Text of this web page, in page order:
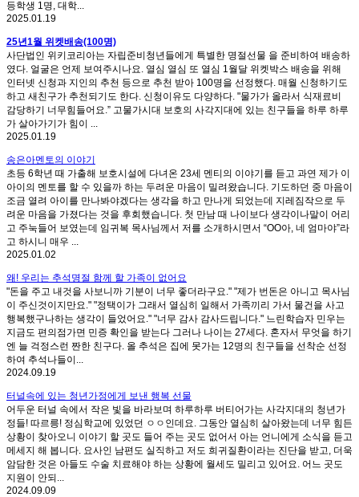
등학생 1명, 대학...
2025.01.19
25년1월 위켓배송(100명)
사단법인 위키코리아는 자립준비청년들에게 특별한 명절선물 을 준비하여 배송하
였다. 얼굴은 언제 보여주시나요. 열심 열심 또 열심 1월달 위켓박스 배송을 위해
인터넷 신청과 지인의 추천 등으로 추천 받아 100명을 선정했다. 매월 신청하기도
하고 새친구가 추천되기도 한다. 신청이유도 다양하다. "물가가 올라서 식재료비
감당하기 너무힘들어요.” 고물가시대 보호의 사각지대에 있는 친구들을 하루 하루
가 살아가기가 힘이 ...
2025.01.19
송은아멘토의 이야기
초등 6학년 때 가출해 보호시설에 다녀온 23세 멘티의 이야기를 듣고 과연 제가 이
아이의 멘토를 할 수 있을까 하는 두려운 마음이 밀려왔습니다. 기도하던 중 마음이
조금 열려 아이를 만나봐야겠다는 생각을 하고 만나게 되었는데 지레짐작으로 두
려운 마음을 가졌다는 것을 후회했습니다. 첫 만남 때 나이보다 생각이나말이 어리
고 주눅들어 보였는데 임귀복 목사님께서 저를 소개하시면서 “OO아, 네 엄마야”라
고 하시니 매우 ...
2025.01.02
왜! 우리는 추석명절 함께 할 가족이 없어요
"돈을 주고 내것을 사보니까 기분이 너무 좋더라구요." "제가 번돈은 아니고 목사님
이 주신것이지만요." "정택이가 그래서 열심히 일해서 가족끼리 가서 물건을 사고
행복했구나하는 생각이 들었어요." "너무 감사 감사드립니다." 느린학습자 민우는
지금도 편의점가면 민증 확인을 받는다 그러나 나이는 27세다. 혼자서 무엇을 하기
엔 늘 걱정스런 짠한 친구다. 올 추석은 집에 못가는 12명의 친구들을 선착순 선정
하여 추석나들이...
2024.09.19
터널속에 있는 청년가정에게 보낸 행복 선물
어두운 터널 속에서 작은 빛을 바라보며 하루하루 버티어가는 사각지대의 청년가
정들! 따르릉! 정심학교에 있었던 ㅇㅇ인데요. 그동안 열심히 살아왔는데 너무 힘든
상황이 찾아오니 이야기 할 곳도 들어 주는 곳도 없어서 아는 언니에게 소식을 듣고
메세지 해 봅니다. 요사인 남편도 실직하고 저도 희귀질환이라는 진단을 받고, 더욱
암담한 것은 아들도 수술 치료해야 하는 상황에 월세도 밀리고 있어요. 어느 곳도
지원이 안되...
2024.09.09